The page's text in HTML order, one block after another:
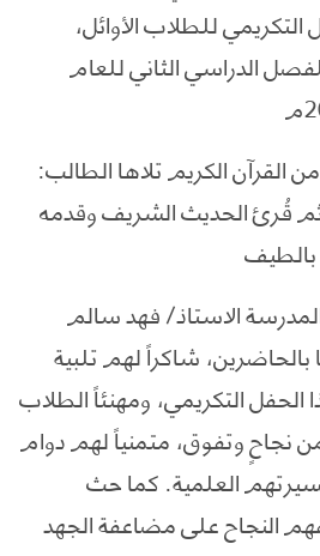
للطلاب الأوائل،
للفصل الدراسي الثاني للعام
القرآن الكريم تلاها الطالب:
قُرئ الحديث الشريف وقدمه
الاستاذ/ فهد سالم
شاكراً لهم تلبية
التكريمي، ومهنئاً الطلاب
نجاحٍ وتفوق، متمنياً لهم دوام
العلمية. كما حث
النجاح على مضاعفة الجهد